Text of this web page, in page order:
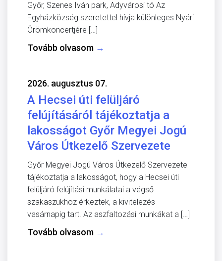
Győr, Szenes Iván park, Adyvárosi tó Az
Egyházközség szeretettel hívja különleges Nyári
Örömkoncertjére […]
Tovább olvasom →
2026. augusztus 07.
A Hecsei úti felüljáró
felújításáról tájékoztatja a
lakosságot Győr Megyei Jogú
Város Útkezelő Szervezete
Győr Megyei Jogú Város Útkezelő Szervezete
tájékoztatja a lakosságot, hogy a Hecsei úti
felüljáró felújítási munkálatai a végső
szakaszukhoz érkeztek, a kivitelezés
vasárnapig tart. Az aszfaltozási munkákat a […]
Tovább olvasom →